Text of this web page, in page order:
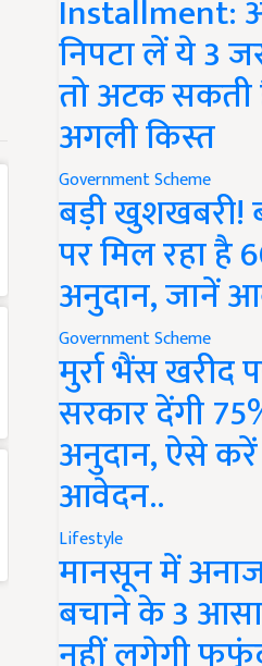
Installment:
निपटा लें ये 3
तो अटक सकती
अगली किस्त
Government Scheme
बड़ी खुशखबरी!
पर मिल रहा है
अनुदान, जानें
Government Scheme
मुर्रा भैंस खरीद
सरकार देंगी
अनुदान, ऐसे
आवेदन..
Lifestyle
मानसून में
बचाने के 3